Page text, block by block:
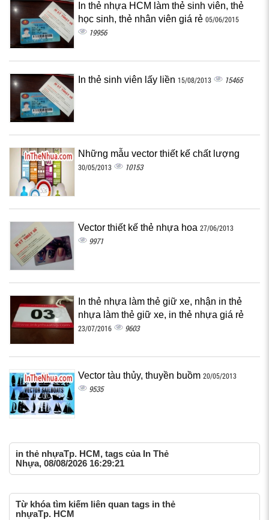
In thẻ nhựa HCM làm thẻ sinh viên, thẻ
học sinh, thẻ nhân viên giá rẻ 05/06/2015
19956
In thẻ sinh viên lấy liền 15/08/2013 15465
Những mẫu vector thiết kế chất lượng
30/05/2013 10153
Vector thiết kế thẻ nhựa hoa 27/06/2013
9971
In thẻ nhựa làm thẻ giữ xe, nhận in thẻ
nhựa làm thẻ giữ xe, in thẻ nhựa giá rẻ
23/07/2016 9603
Vector tàu thủy, thuyền buồm 20/05/2013
9535
in thẻ nhựaTp. HCM, tags của In Thẻ
Nhựa, 08/08/2026 16:29:21
Từ khóa tìm kiếm liên quan tags in thẻ
nhựaTp. HCM